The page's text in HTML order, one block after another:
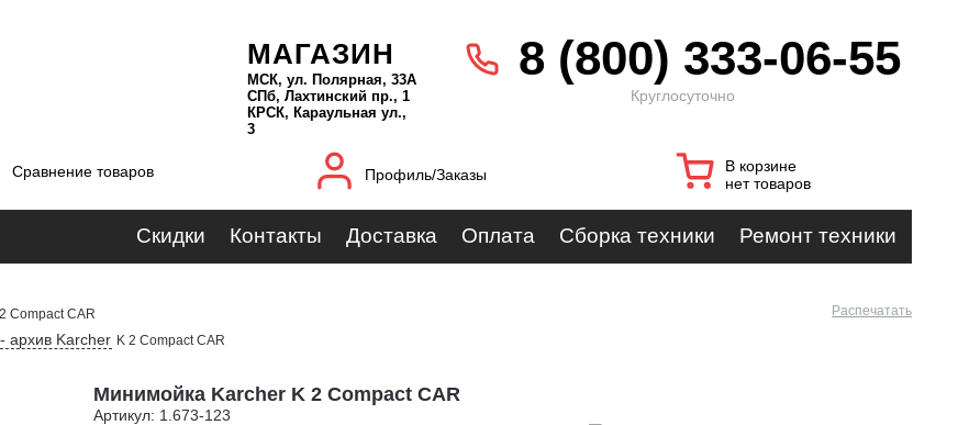
МАГАЗИН
МСК, ул. Полярная, 33А
СПб, Лахтинский пр., 1
КРСК, Караульная ул.,
3
8 (800) 333-06-55
Круглосуточно
Сравнение товаров Профиль/Заказы
В корзине
нет товаров
Скидки Контакты Доставка Оплата Сборка техники Ремонт техники
Compact CAR Распечатать
архив Karcher K 2 Compact CAR
Минимойка Karcher K 2 Compact CAR
Артикул: 1.673-123